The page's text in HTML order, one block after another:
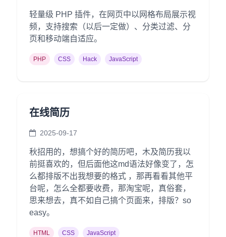
轻量级 PHP 插件，在网页中以网格布局展示视
频，支持搜索（以后一定做）、分类过滤、分
页和移动端自适应。
PHP CSS Hack JavaScript
在线简历
2025-09-17
秋招用的，想搞个好的简历吧，木及简历我以
前挺喜欢的，但后面他这md语法好像变了，怎
么都排版不出我想要的格式 ，那再看看其他平
台呢，怎么全都要收费，那淘宝呢，真俗套，
思来想去，真不如自己搞个页面来，排版？so
easy。
HTML CSS JavaScript